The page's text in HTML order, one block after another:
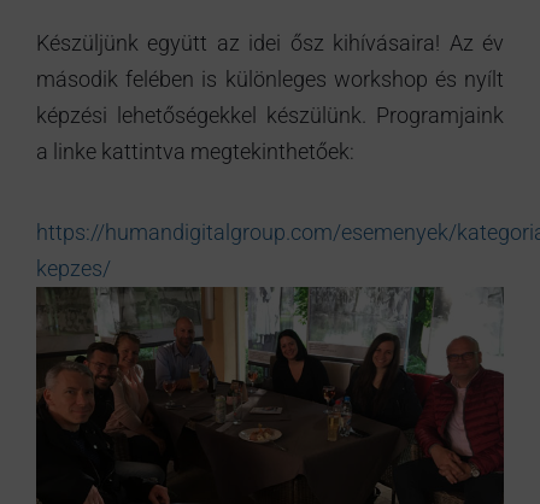
Készüljünk együtt az idei ősz kihívásaira! Az év
második felében is különleges workshop és nyílt
képzési lehetőségekkel készülünk. Programjaink
a linke kattintva megtekinthetőek:
https://humandigitalgroup.com/esemenyek/
kepzes/